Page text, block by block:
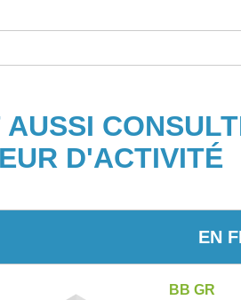
D'ACTIVITÉ
EN
BB GR